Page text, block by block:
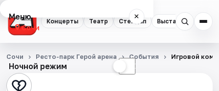
Концерты Театр Стендап Выставки
Меню ×
Сочи
Концерты
Театр
Ночной режим ☾
Сочи Ресто-парк Герой арена События Игровой